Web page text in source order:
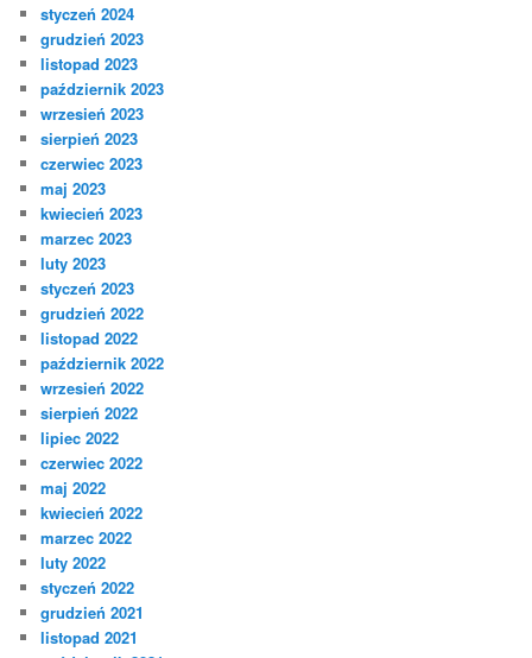
styczeń 2024
grudzień 2023
listopad 2023
październik 2023
wrzesień 2023
sierpień 2023
czerwiec 2023
maj 2023
kwiecień 2023
marzec 2023
luty 2023
styczeń 2023
grudzień 2022
listopad 2022
październik 2022
wrzesień 2022
sierpień 2022
lipiec 2022
czerwiec 2022
maj 2022
kwiecień 2022
marzec 2022
luty 2022
styczeń 2022
grudzień 2021
listopad 2021